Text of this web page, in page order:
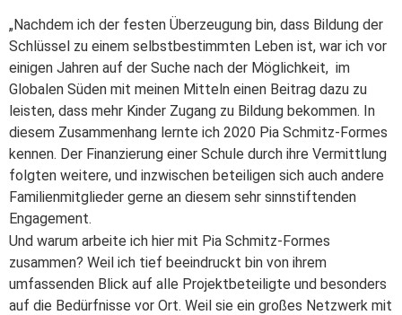
„Nachdem ich der festen Überzeugung bin, dass Bildung der
Schlüssel zu einem selbstbestimmten Leben ist, war ich vor
einigen Jahren auf der Suche nach der Möglichkeit, im
Globalen Süden mit meinen Mitteln einen Beitrag dazu zu
leisten, dass mehr Kinder Zugang zu Bildung bekommen. In
diesem Zusammenhang lernte ich 2020 Pia Schmitz-Formes
kennen. Der Finanzierung einer Schule durch ihre Vermittlung
folgten weitere, und inzwischen beteiligen sich auch andere
Familienmitglieder gerne an diesem sehr sinnstiftenden
Engagement.
Und warum arbeite ich hier mit Pia Schmitz-Formes
zusammen? Weil ich tief beeindruckt bin von ihrem
umfassenden Blick auf alle Projektbeteiligte und besonders
auf die Bedürfnisse vor Ort. Weil sie ein großes Netzwerk mit